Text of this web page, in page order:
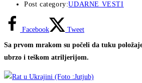
Post category:UDARNE VESTI
Facebook Tweet
Sa prvom mrakom su počeli da tuku
ubrzo i teškom atriljerijom.